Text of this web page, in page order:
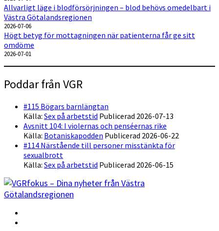
Allvarligt läge i blodförsörjningen – blod behövs omedelbart i
Västra Götalandsregionen
2026-07-06
Högt betyg för mottagningen när patienterna får ge sitt
omdöme
2026-07-01
Poddar från VGR
#115 Bögars barnlängtan
Källa: Sex på arbetstid Publicerad 2026-07-13
Avsnitt 104: I violernas och penséernas rike
Källa: Botaniskapodden Publicerad 2026-06-22
#114 Närstående till personer misstänkta för
sexualbrott
Källa: Sex på arbetstid Publicerad 2026-06-15